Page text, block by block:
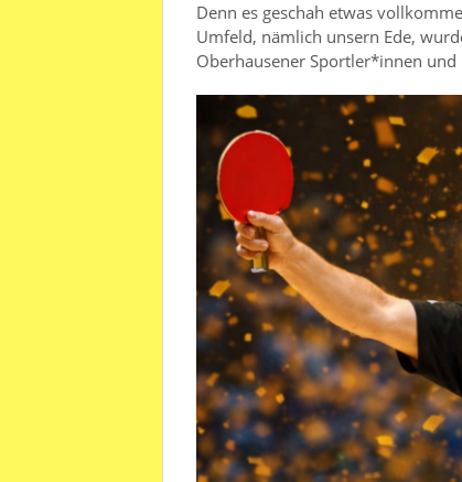
Denn es geschah etwas
Umfeld, nämlich unsern Ede,
Oberhausener Sportler*innen und